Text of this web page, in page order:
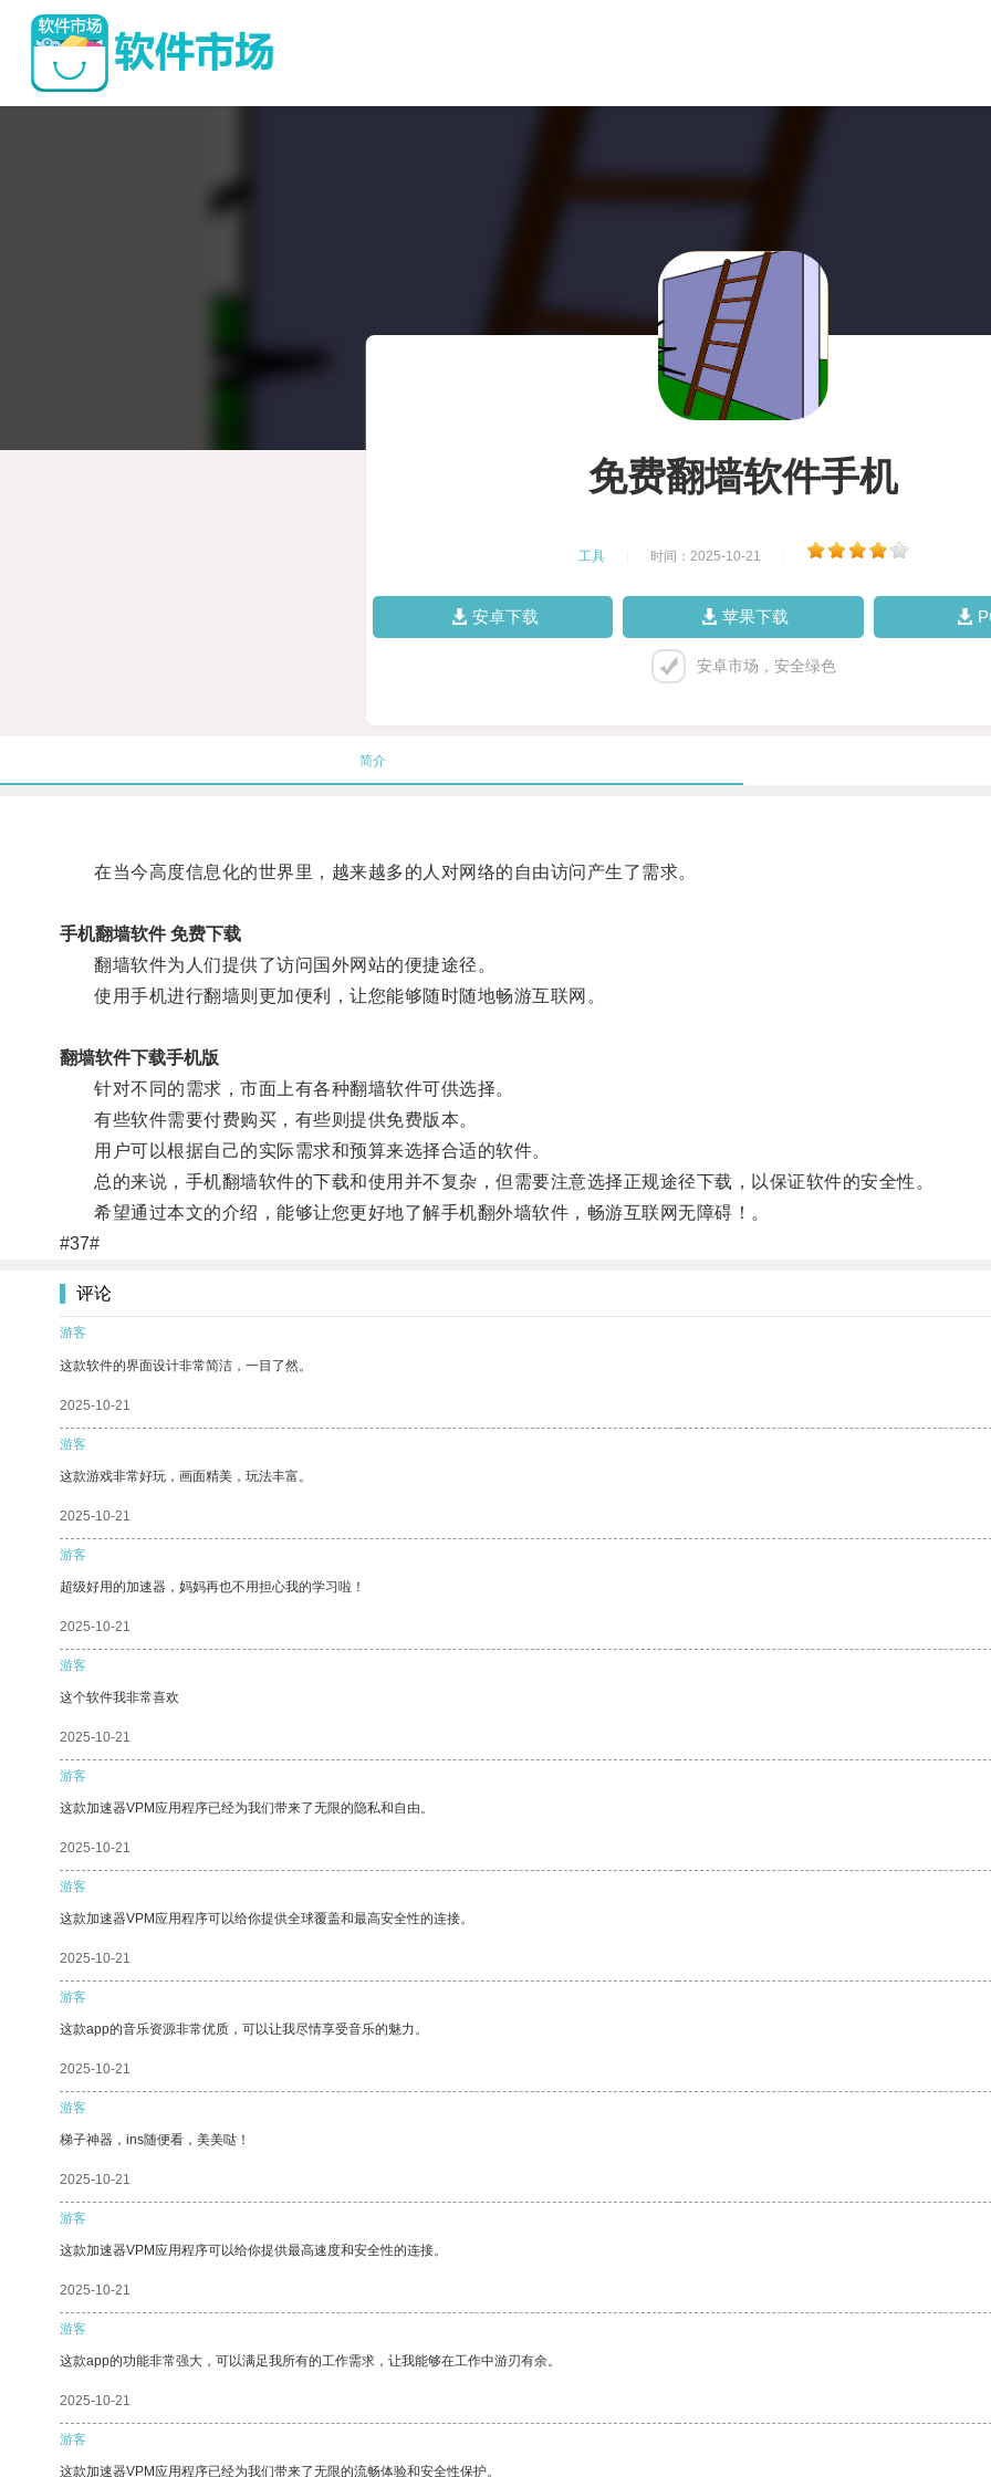
免费翻墙软件手机
工具 时间：2025-10-21
安卓下载 苹果下载
安卓市场，安全绿色
简介
在当今高度信息化的世界里，越来越多的人对网络的自由访问产生了需求。
手机翻墙软件 免费下载
翻墙软件为人们提供了访问国外网站的便捷途径。
使用手机进行翻墙则更加便利，让您能够随时随地畅游互联网。
翻墙软件下载手机版
针对不同的需求，市面上有各种翻墙软件可供选择。
有些软件需要付费购买，有些则提供免费版本。
用户可以根据自己的实际需求和预算来选择合适的软件。
总的来说，手机翻墙软件的下载和使用并不复杂，但需要注意选择正规途径下载，以保证软件的安全性。
希望通过本文的介绍，能够让您更好地了解手机翻外墙软件，畅游互联网无障碍！。
#37#
评论
游客
这款软件的界面设计非常简洁，一目了然。
2025-10-21
游客
这款游戏非常好玩，画面精美，玩法丰富。
2025-10-21
游客
超级好用的加速器，妈妈再也不用担心我的学习啦！
2025-10-21
游客
这个软件我非常喜欢
2025-10-21
游客
这款加速器VPM应用程序已经为我们带来了无限的隐私和自由。
2025-10-21
游客
这款加速器VPM应用程序可以给你提供全球覆盖和最高安全性的连接。
2025-10-21
游客
这款app的音乐资源非常优质，可以让我尽情享受音乐的魅力。
2025-10-21
游客
梯子神器，ins随便看，美美哒！
2025-10-21
游客
这款加速器VPM应用程序可以给你提供最高速度和安全性的连接。
2025-10-21
游客
这款app的功能非常强大，可以满足我所有的工作需求，让我能够在工作中游刃有余。
2025-10-21
游客
这款加速器VPM应用程序已经为我们带来了无限的流畅体验和安全性保护。